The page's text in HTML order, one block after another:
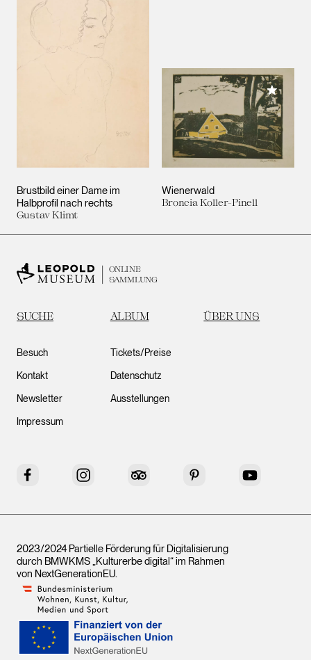
Brustbild einer Dame im
Halbprofil nach rechts
Gustav Klimt
Wienerwald
Broncia Koller-Pinell
Meiner
ONLINE
SAMMLUNG
SUCHE ALBUM ÜBER UNS
Besuch
Kontakt
Newsletter
Impressum
Tickets/Preise
Datenschutz
Ausstellungen
Facebook Instagram Tripadvisor Pinterest YouTube
2023/2024 Partielle Förderung für Digitalisierung
durch BMWKMS „Kulturerbe digital“ im Rahmen
von NextGenerationEU.